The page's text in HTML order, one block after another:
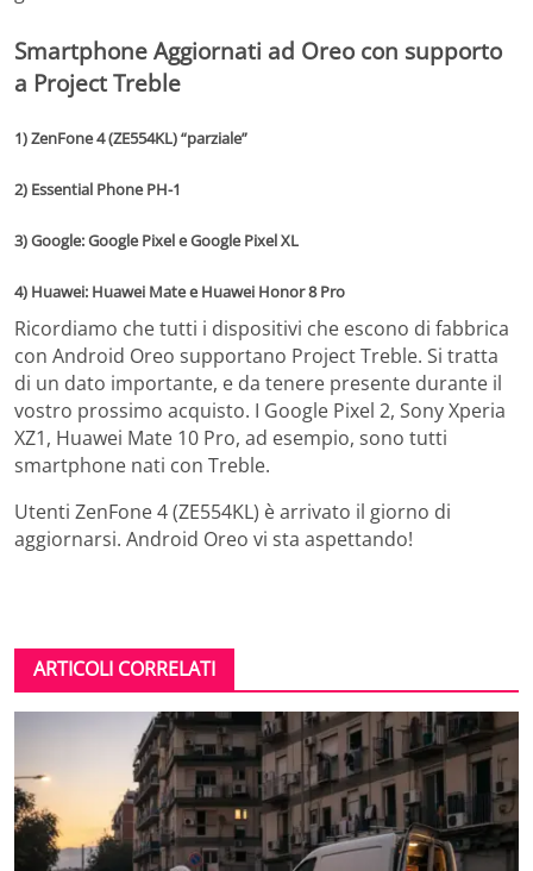
Smartphone Aggiornati ad Oreo con supporto
a Project Treble
1) ZenFone 4 (ZE554KL) “parziale”
2) Essential Phone PH-1
3) Google:Google Pixel e Google Pixel XL
4) Huawei: Huawei Mate e Huawei Honor 8 Pro
Ricordiamo che tutti i dispositivi che escono di fabbrica
con Android Oreo supportano Project Treble. Si tratta
di un dato importante, e da tenere presente durante il
vostro prossimo acquisto. I Google Pixel 2, Sony Xperia
XZ1, Huawei Mate 10 Pro, ad esempio, sono tutti
smartphone nati con Treble.
Utenti ZenFone 4 (ZE554KL) è arrivato il giorno di
aggiornarsi. Android Oreo vi sta aspettando!
ARTICOLI CORRELATI